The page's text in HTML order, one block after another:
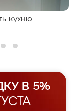
кухню
В 5%